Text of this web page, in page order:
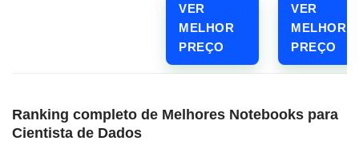
VER
MELHOR
PREÇO
VER
MELHOR
PREÇO
Ranking completo de Melhores Notebooks para
Cientista de Dados